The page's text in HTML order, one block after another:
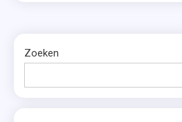
Zoeken